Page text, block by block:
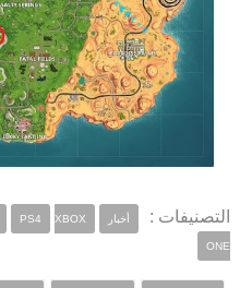
التصنيفات : أخبار PS4 XBOX
ONE